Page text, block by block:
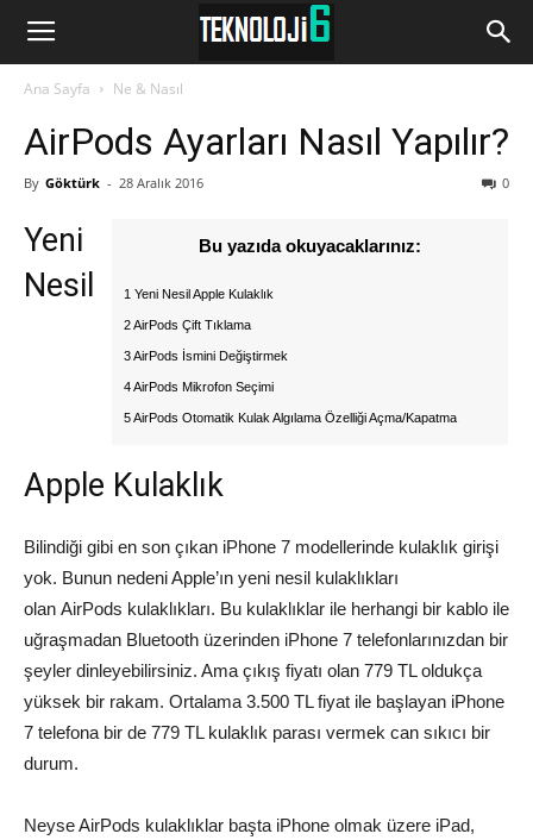
www.Teknoloji6.com
Ana Sayfa Ne & Nasıl
AirPods Ayarları Nasıl Yapılır?
By Göktürk - 28 Aralık 2016 0
Bu yazıda okuyacaklarınız:
1 Yeni Nesil Apple Kulaklık
2 AirPods Çift Tıklama
3 AirPods İsmini Değiştirmek
4 AirPods Mikrofon Seçimi
5 AirPods Otomatik Kulak Algılama Özelliği Açma/Kapatma
Yeni
Nesil
Apple Kulaklık
Bilindiği gibi en son çıkan iPhone 7 modellerinde kulaklık girişi
yok. Bunun nedeni Apple’ın yeni nesil kulaklıkları
olan AirPods kulaklıkları. Bu kulaklıklar ile herhangi bir kablo ile
uğraşmadan Bluetooth üzerinden iPhone 7 telefonlarınızdan bir
şeyler dinleyebilirsiniz. Ama çıkış fiyatı olan 779 TL oldukça
yüksek bir rakam. Ortalama 3.500 TL fiyat ile başlayan iPhone
7 telefona bir de 779 TL kulaklık parası vermek can sıkıcı bir
durum.
Neyse AirPods kulaklıklar başta iPhone olmak üzere iPad,